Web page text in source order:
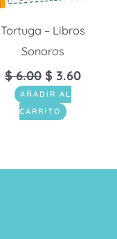
Tortuga – Libros
Sonoros
$6.00 $ 3.60
AÑADIR AL
CARRITO